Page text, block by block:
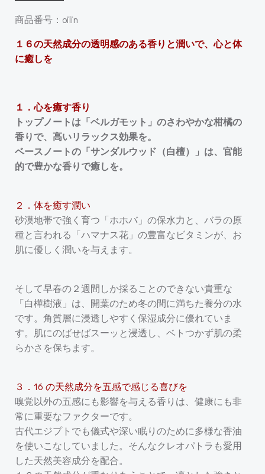
商品番号：oilin
１６の天然成分の透明感のある香りと潤いで、心と体
に癒しを
１．心を癒す香り
トップノートは「ベルガモット」のさわやかな柑橘の
香りで、高いリラックス効果を。
ベースノートの「サンダルウッド（白檀）」は、官能
的で豊かな香りで癒しを。
２．体を癒す潤い
砂漠地帯で強く育つ「ホホバ」の保水力と、バラの原
種と言われる「ハマナス花」の豊富なビタミンが、お
肌に優しく潤いを与えます。
そして早春の２週間しか採ることのできない貴重な
「白樺樹液」は、開葉のため冬の間に満ちた養分の水
です。角質層に浸透しやすく保湿成分に優れていま
す。肌にのばせばスーッと浸透し、ベトつかず肌の柔
らかさを保ちます。
３．16 の天然成分を五感で感じる喜びを
嗅覚以外の五感にも影響を与える香りは、健康にも非
常に重要なファクターです。
古代エジプトでも儀式や深い眠りのために多様な香油
を使いこなしていました。そんなクレオパトラも愛用
した天然美容成分を配合。